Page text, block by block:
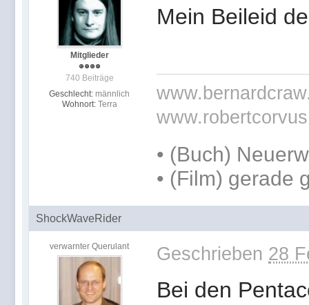
Mitglieder
740 Beiträge
Geschlecht: männlich
Wohnort: Terra
Mein Beileid
• (Buch)
• (Film) gerade
ShockWaveRider
verwarnter Querulant Geschrieben 28
Bei den